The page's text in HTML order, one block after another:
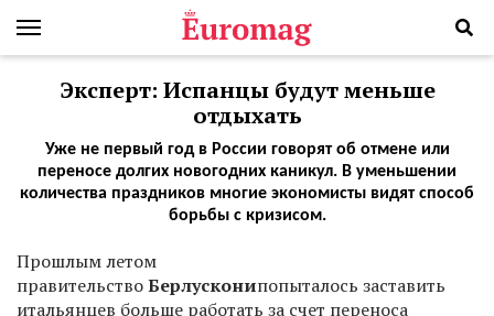
Эксперт: Испанцы будут меньше
отдыхать
Уже не первый год в России говорят об отмене или
переносе долгих новогодних каникул. В уменьшении
количества праздников многие экономисты видят способ
борьбы с кризисом.
Прошлым летом
правительствоБерлусконипопыталось заставить
итальянцев больше работать за счет переноса